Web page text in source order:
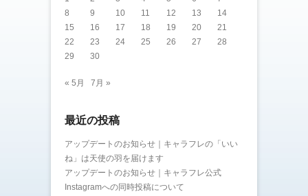
8
9 10 11 12 13
14
15
16 17 18 19 20
21
22
23 24 25 26 27
28
29
30
« 5月 7月 »
最近の投稿
アップデートのお知らせ｜キャラフレの「いい
ね」は天使の羽を届けます
アップデートのお知らせ｜キャラフレ公式
Instagramへの同時投稿について